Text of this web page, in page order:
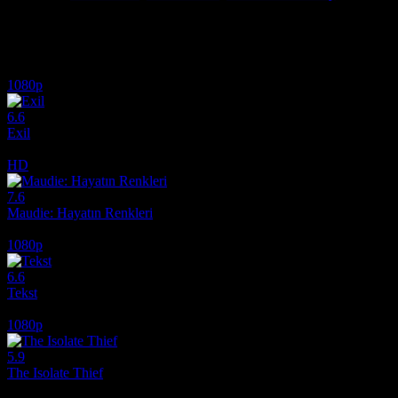
1080p
6.6
Exil
HD
7.6
Maudie: Hayatın Renkleri
1080p
6.6
Tekst
1080p
5.9
The Isolate Thief